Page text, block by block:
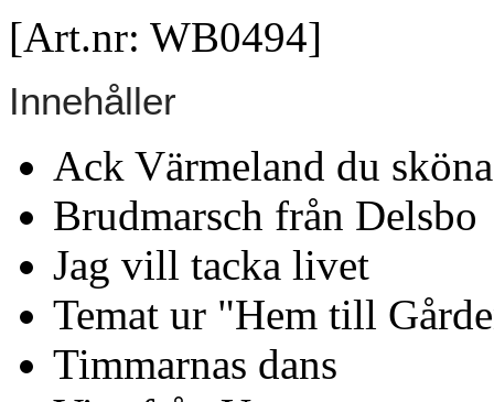
[Art.nr: WB0494]
Innehåller
Ack Värmeland du sköna
Brudmarsch från Delsbo
Jag vill tacka livet
Temat ur "Hem till
Timmarnas dans